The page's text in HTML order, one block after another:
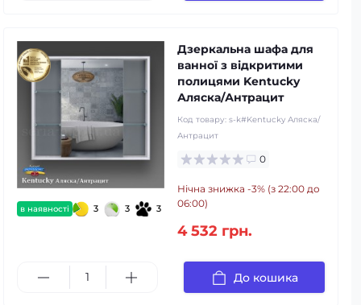
в наявності 3 3 3
Дзеркальна шафа для
ванної з відкритими
полицями Kentucky
Аляска/Антрацит
Код товару: s-k#Kentucky Аляска/
Антрацит
0
Нічна знижка -3% (з 22:00 до
06:00)
4 532 грн.
До кошика